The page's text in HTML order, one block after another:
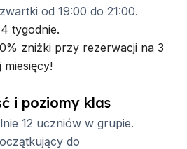
od 19:00 do 21:00.
tygodnie.
zniżki przy rezerwacji na 3
miesięcy!
i poziomy klas
12 uczniów w grupie.
do